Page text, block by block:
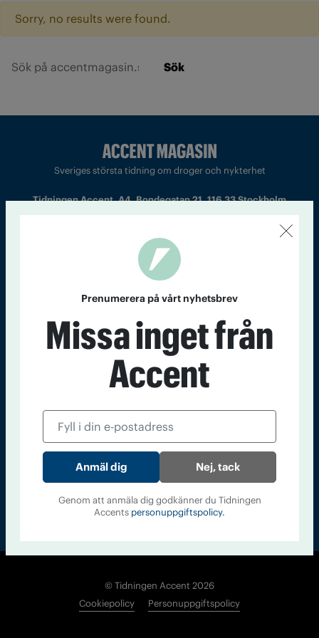
Sorry, no results were found.
Sök
Sveriges största tidning om droger och nykterhet
Tidningen Accent, A4, Bondegatan 21, 116 33 Stockholm
Chefredaktör och ansvarig utgivare: Barbro Janson Lundkvist,
barbro@a4.se.
Kontakt Om Tidningen Tidningsarkiv In English
Läs tidigare
Accent
© Tidningen Accent 2026
Cookiepolicy
Personuppgiftspolicy
Prenumerera på vårt nyhetsbrev
Missa inget från
Accent
Nej, tack
Genom att anmäla dig godkänner du Tidningen
Accents personuppgiftspolicy.